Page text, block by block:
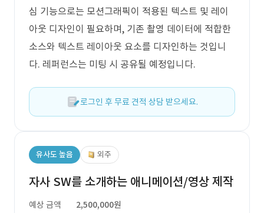
심 기능으로는 모션그래픽이 적용된 텍스트 및 레이
아웃 디자인이 필요하며, 기존 촬영 데이터에 적합한
소스와 텍스트 레이아웃 요소를 디자인하는 것입니
다. 레퍼런스는 미팅 시 공유될 예정입니다.
로그인 후 무료 견적 상담 받으세요.
유사도 높음 외주
자사 SW를 소개하는 애니메이션/영상 제작
예상 금액
2,500,000원